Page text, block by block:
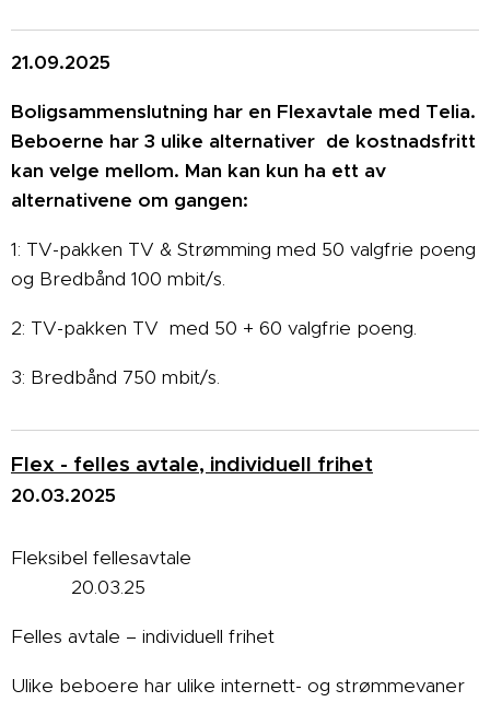
21.09.2025
Boligsammenslutning har en Flexavtale med Telia.
Beboerne har 3 ulike alternativer de kostnadsfritt
kan velge mellom. Man kan kun ha ett av
alternativene om gangen:
1: TV-pakken TV & Strømming med 50 valgfrie poeng
og Bredbånd 100 mbit/s.
2: TV-pakken TV med 50 + 60 valgfrie poeng.
3: Bredbånd 750 mbit/s.
Flex - felles avtale, individuell frihet
20.03.2025
Fleksibel fellesavtale
20.03.25
Felles avtale – individuell frihet
Ulike beboere har ulike internett- og strømmevaner